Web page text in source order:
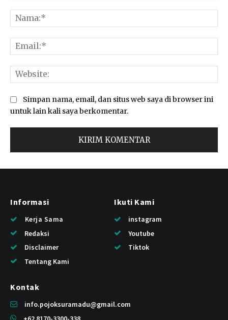
Simpan nama, email, dan situs web saya di browser ini
untuk lain kali saya berkomentar.
Informasi
Kerja Sama
Redaksi
Disclaimer
Tentang Kami
Ikuti Kami
instagram
Youtube
Tiktok
Kontak
info.pojoksuramadu@gmail.com